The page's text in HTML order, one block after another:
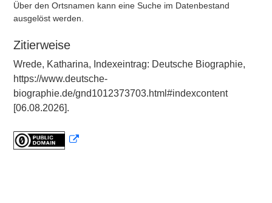
Über den Ortsnamen kann eine Suche im Datenbestand
ausgelöst werden.
Zitierweise
Wrede, Katharina, Indexeintrag: Deutsche Biographie,
https://www.deutsche-
biographie.de/gnd1012373703.html#indexcontent
[06.08.2026].